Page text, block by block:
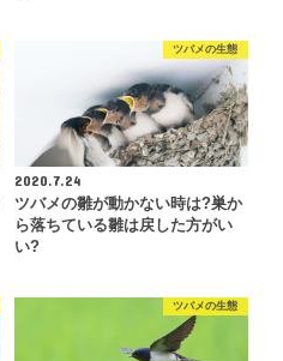
ツバメの生態
2020.7.24
ツバメの雛が動かない時は?巣か
ら落ちている雛は戻した方がい
い?
ツバメの生態